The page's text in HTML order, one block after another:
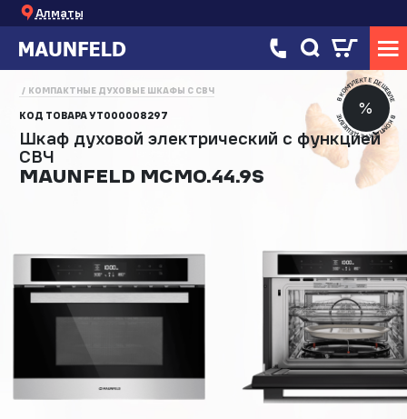
Алматы
%
В КОМПЛЕКТЕ ДЕШЕВЛЕ
В КОМПЛЕКТЕ ДЕШЕВЛЕ
КОМПАКТНЫЕ ДУХОВЫЕ ШКАФЫ С СВЧ
КОД ТОВАРАУТ000008297
Шкаф духовой электрический с функцией
СВЧ
MAUNFELD MCMO.44.9S